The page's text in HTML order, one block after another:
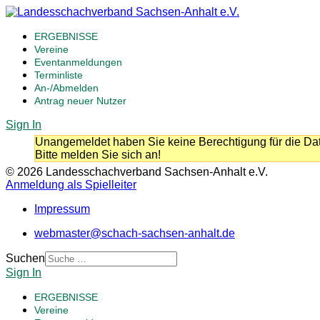
ERGEBNISSE
Vereine
Eventanmeldungen
Terminliste
An-/Abmelden
Antrag neuer Nutzer
Sign In
Unangemeldet haben Sie keine Berechtigung für die
Bitte melden Sie sich an!
© 2026 Landesschachverband Sachsen-Anhalt e.V.
Anmeldung als Spielleiter
Impressum
webmaster@schach-sachsen-anhalt.de
Suchen
Sign In
ERGEBNISSE
Vereine